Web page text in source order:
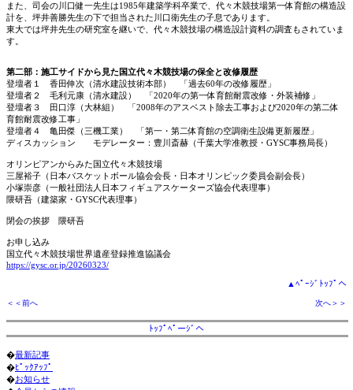
また、司会の川口健一先生は1985年建築学科卒業で、代々木競技場第一体育館の構造設
計を、坪井善勝先生の下で担当された川口衛先生の子息であります。
東大では坪井先生の研究室を継いで、代々木競技場の構造設計資料の調査もされていま
す。
第二部：施工サイドから見た国立代々木競技場の保全と改修履歴
登壇者１ 香田伸次（清水建設技術本部） 「過去60年の改修履歴」
登壇者２ 毛利元康（清水建設） 「2020年の第一体育館耐震改修・外装補修」
登壇者３ 田口淳（大林組） 「2008年のアスベスト除去工事および2020年の第二体
育館耐震改修工事」
登壇者４ 亀田傑（三機工業） 「第一・第二体育館の空調衛生設備更新履歴」
ディスカッション モデレーター：豊川斎赫（千葉大学准教授・GYSC事務局長）
オリンピアンからみた国立代々木競技場
三屋裕子（日本バスケットボール協会会長・日本オリンピック委員会副会長）
小塚崇彦（一般社団法人日本フィギュアスケーターズ協会代表理事）
隈研吾（建築家・GYSC代表理事）
閉会の挨拶 隈研吾
お申し込み
国立代々木競技場世界遺産登録推進協議会
https://gysc.or.jp/20260323/
▲ﾍﾟｰｼﾞﾄｯﾌﾟへ
次へ＞＞
＜＜前へ
ﾄｯﾌﾟﾍﾟーｼﾞへ
�最新記事
�ﾋﾟｯｸｱｯﾌﾟ
�お知らせ